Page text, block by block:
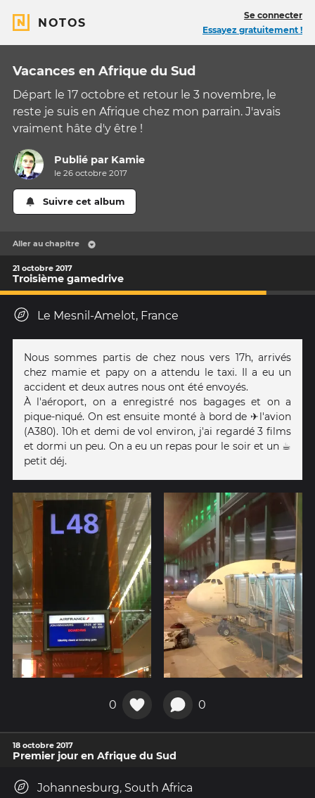
NOTOS
Se connecter
Essayez gratuitement !
Vacances en Afrique du Sud
Départ le 17 octobre et retour le 3 novembre, le
reste je suis en Afrique chez mon parrain. J'avais
vraiment hâte d'y être !
Publié par Kamie
le 26 octobre 2017
Suivre cet album
Aller au chapitre
21 octobre 2017
Troisième gamedrive
Le Mesnil-Amelot, France
Nous sommes partis de chez nous vers 17h, arrivés
chez mamie et papy on a attendu le taxi. Il a eu un
accident et deux autres nous ont été envoyés.
À l'aéroport, on a enregistré nos bagages et on a
pique-niqué. On est ensuite monté à bord de ✈️l'avion
(A380). 10h et demi de vol environ, j'ai regardé 3 films
et dormi un peu. On a eu un ️repas pour le soir et un ☕
petit déj.
0 0
18 octobre 2017
Premier jour en Afrique du Sud
Johannesburg, South Africa